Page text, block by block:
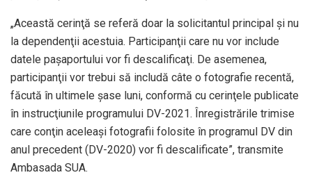
„Această cerinţă se referă doar la solicitantul principal şi nu
la dependenţii acestuia. Participanţii care nu vor include
datele paşaportului vor fi descalificaţi. De asemenea,
participanţii vor trebui să includă câte o fotografie recentă,
făcută în ultimele şase luni, conformă cu cerinţele publicate
în instrucţiunile programului DV-2021. Înregistrările trimise
care conţin aceleaşi fotografii folosite în programul DV din
anul precedent (DV-2020) vor fi descalificate”, transmite
Ambasada SUA.